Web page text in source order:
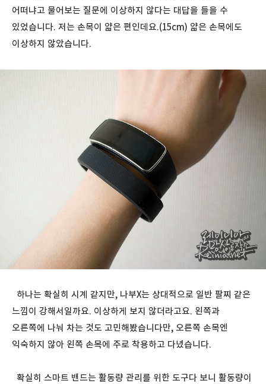
어떠냐고 물어보는 질문에 이상하지 않다는 대답을 들을 수
있었습니다. 저는 손목이 얇은 편인데요.(15cm) 얇은 손목에도
이상하지 않았습니다.
하나는 확실히 시계 같지만, 나부X는 상대적으로 일반 팔찌 같은
느낌이 강해서일까요. 이상하게 보지 않더라고요. 왼쪽과
오른쪽에 나눠 차는 것도 고민해봤습니다만, 오른쪽 손목엔
익숙하지 않아 왼쪽 손목에 주로 착용하고 다녔습니다.
확실히 스마트 밴드는 활동량 관리를 위한 도구다 보니 활동량이